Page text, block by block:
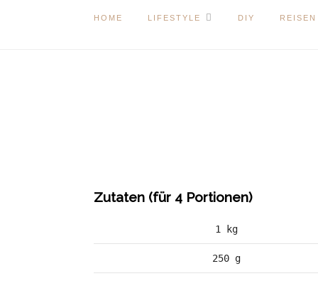
HOME LIFESTYLE DIY REISEN
Zutaten (für 4 Portionen)
1 kg
250 g